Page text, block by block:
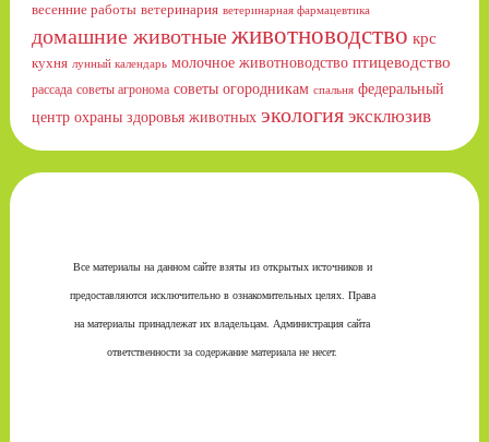
весенние работы ветеринария ветеринарная фармацевтика
домашние животныеживотноводство крс
кухня лунный календарь молочное животноводство птицеводство
рассада советы агронома советы огородникам спальня федеральный
центр охраны здоровья животных экология эксклюзив
Все материалы на данном сайте взяты из открытых источников и
предоставляются исключительно в ознакомительных целях. Права
на материалы принадлежат их владельцам. Администрация сайта
ответственности за содержание материала не несет.